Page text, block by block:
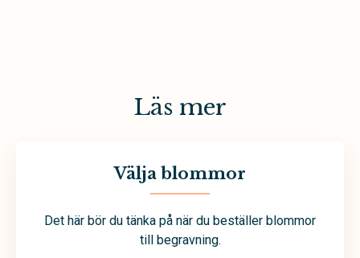
Läs mer
Välja blommor
Det här bör du tänka på när du beställer blommor
till begravning.